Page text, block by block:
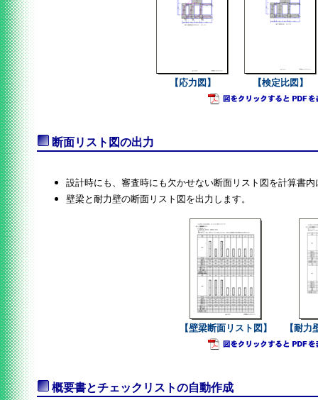
【応力図】 【検定比図】
断面リスト図の出力
設計時にも、審査時にも欠かせない断面リスト図を計算書
壁梁と耐力壁の断面リスト図を出力します。
【壁梁断面リスト図】 【耐力
概要書とチェックリストの自動作成